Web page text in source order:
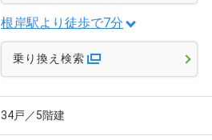
根岸駅より徒歩で7分
乗り換え検索
34戸／5階建